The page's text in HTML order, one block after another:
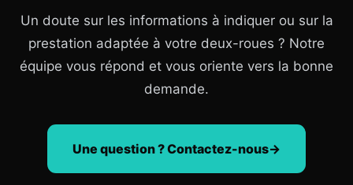
Un doute sur les informations à indiquer ou sur la
prestation adaptée à votre deux-roues ? Notre
équipe vous répond et vous oriente vers la bonne
demande.
Une question ? Contactez-nous